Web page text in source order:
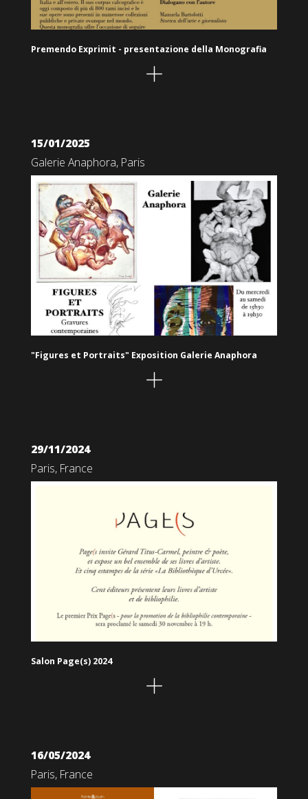
Premendo Exprimit - presentazione della Monografia
15/01/2025
Galerie Anaphora, Paris
"Figures et Portraits" Exposition Galerie Anaphora
29/11/2024
Paris, France
Salon Page(s) 2024
16/05/2024
Paris, France